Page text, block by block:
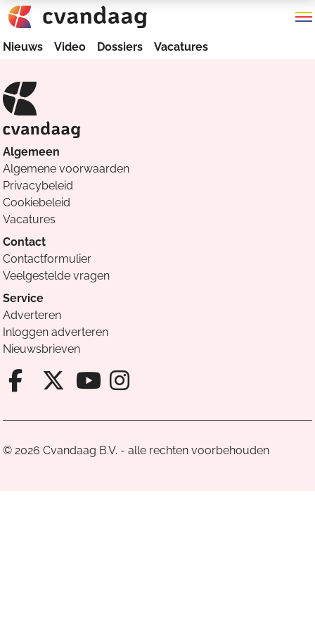
Nieuws Video Dossiers Vacatures
Algemeen
Algemene voorwaarden
Privacybeleid
Cookiebeleid
Vacatures
Contact
Contactformulier
Veelgestelde vragen
Service
Adverteren
Inloggen adverteren
Nieuwsbrieven
Facebook van Cvandaag
X van Cvandaag
Instagram van
© 2026 Cvandaag B.V. - alle rechten voorbehouden